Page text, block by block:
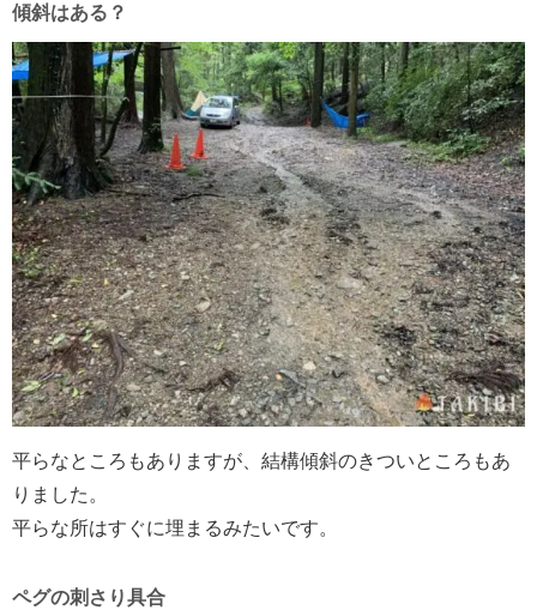
傾斜はある？
平らなところもありますが、結構傾斜のきついところもあ
りました。
平らな所はすぐに埋まるみたいです。
ペグの刺さり具合